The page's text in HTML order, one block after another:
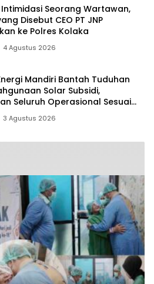
Seorang Wartawan,
Disebut CEO PT JNP
ke Polres Kolaka
4 Agustus 2026
Mandiri Bantah Tuduhan
Solar Subsidi,
Seluruh Operasional Sesuai
3 Agustus 2026